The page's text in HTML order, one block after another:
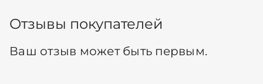
Отзывы покупателей
Ваш отзыв может быть первым.